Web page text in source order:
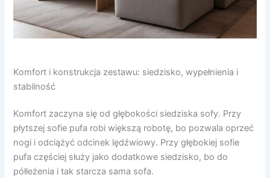
Komfort i konstrukcja zestawu: siedzisko, wypełnienia i
stabilność
Komfort zaczyna się od głębokości siedziska sofy. Przy
płytszej sofie pufa robi większą robotę, bo pozwala oprzeć
nogi i odciążyć odcinek lędźwiowy. Przy głębokiej sofie
pufa częściej służy jako dodatkowe siedzisko, bo do
półleżenia i tak starcza sama sofa.